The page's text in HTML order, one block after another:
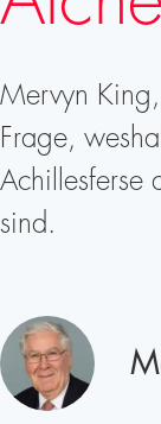
Mervyn
Frage,
Achillesferse
sind.